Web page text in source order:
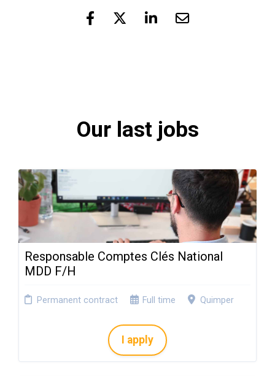
Our last jobs
Responsable Comptes Clés National
MDD F/H
Permanent contract Full time Quimper
I apply